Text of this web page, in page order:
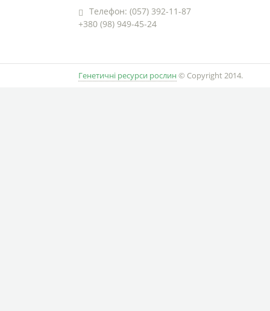
Телефон: (057) 392-11-87
+380 (98) 949-45-24
Генетичні ресурси рослин © Copyright 2014.